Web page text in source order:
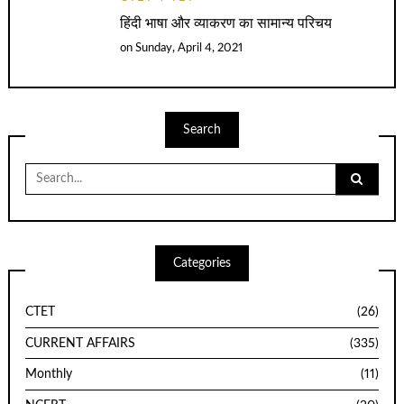
हिंदी भाषा और व्याकरण का सामान्य परिचय
onSunday, April 4, 2021
Search
Search
for:
Categories
CTET (26)
CURRENT AFFAIRS (335)
Monthly (11)